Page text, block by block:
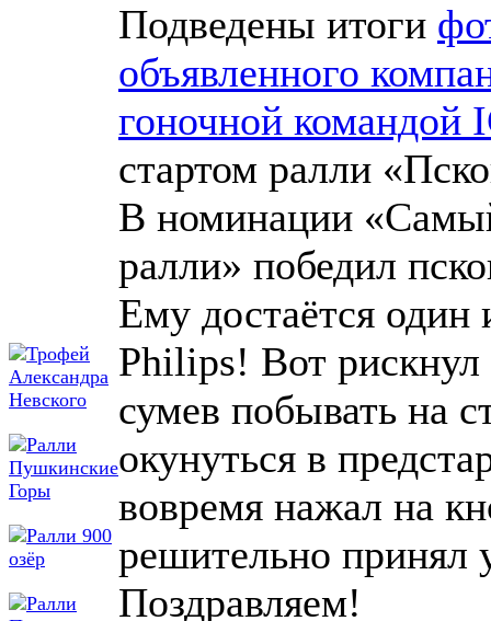
Подведены итоги
объявленного
гоночной
стартом ралли
В номинации
ралли» победил
Ему достаётся один
Philips! Вот рискнул
сумев побывать на
окунуться в
вовремя нажал на
решительно принял
Поздравляем!